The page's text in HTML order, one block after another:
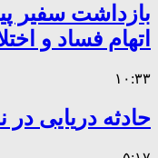
بازداشت سفیر
اتهام فساد و
۱۰:۳۳
حادثه دریایی